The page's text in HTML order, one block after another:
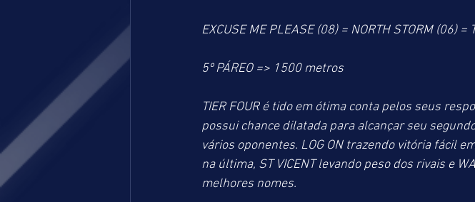
EXCUSE ME PLEASE (08) = NORTH STORM (06) =
5º PÁREO => 1500 metros
TIER FOUR é tido em ótima conta pelos seus
possui chance dilatada para alcançar seu
vários oponentes. LOG ON trazendo vitória fácil
na última, ST VICENT levando peso dos rivais e
melhores nomes.